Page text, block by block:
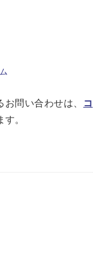
問い合わせは、
コ
。